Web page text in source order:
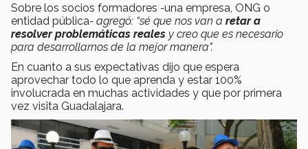
Sobre los socios formadores -una empresa, ONG o
entidad pública- agregó: “sé que nos van a retar a
resolver problemáticas reales y creo que es necesario
para desarrollarnos de la mejor manera".
En cuanto a sus expectativas dijo que espera
aprovechar todo lo que aprenda y estar 100%
involucrada en muchas actividades y que por primera
vez visita Guadalajara.